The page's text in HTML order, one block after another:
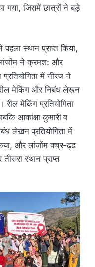
गया, जिसमें छात्रों ने बड़े
पहला स्थान प्राप्त किया,
ने क्रमश: और
में नीरज ने
रील मेकिंग और निबंध लेखन
मेकिंग प्रतियोगिता
आकांक्षा कुमारी व
लेखन प्रतियोगिता में
और लांजोंम क्च्र-ढ्ढ
स्थान प्राप्त